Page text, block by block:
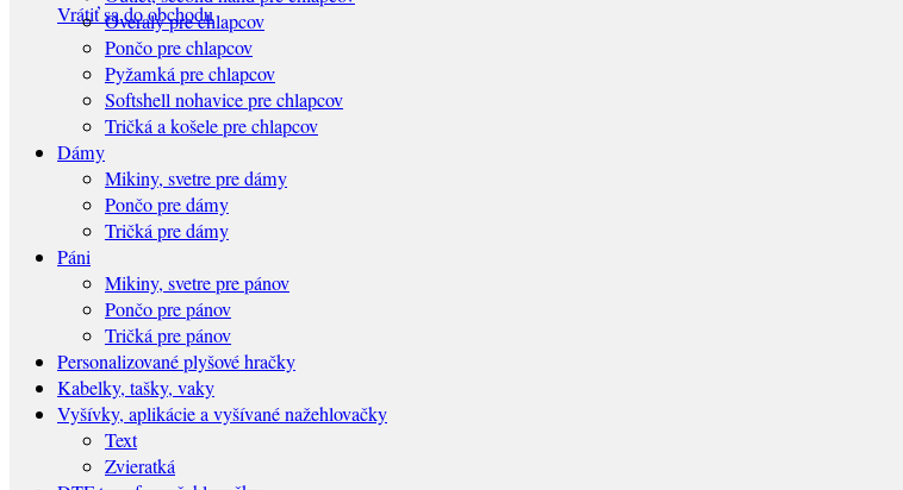
Vrátiť sa do obchodu
Overaly pre chlapcov
Pončo pre chlapcov
Pyžamká pre chlapcov
Softshell nohavice pre chlapcov
Tričká a košele pre chlapcov
Dámy
Mikiny, svetre pre dámy
Pončo pre dámy
Tričká pre dámy
Páni
Mikiny, svetre pre pánov
Pončo pre pánov
Tričká pre pánov
Personalizované plyšové hračky
Kabelky, tašky, vaky
Vyšívky, aplikácie a vyšívané nažehlovačky
Text
Zvieratká